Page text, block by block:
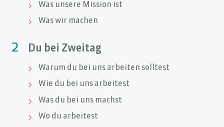
 Was unsere Mission ist
 Was wir machen
2 Du bei Zweitag
 Warum du bei uns arbeiten solltest
 Wie du bei uns arbeitest
 Was du bei uns machst
 Wo du arbeitest